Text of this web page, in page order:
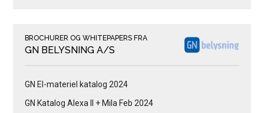
BROCHURER OG WHITEPAPERS FRA
GN BELYSNING A/S
GN El-materiel katalog 2024
GN Katalog Alexa II + Mila Feb 2024